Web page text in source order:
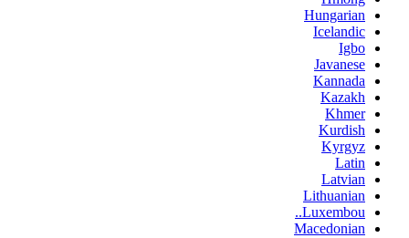
Hungarian
Icelandic
Igbo
Javanese
Kannada
Kazakh
Khmer
Kurdish
Kyrgyz
Latin
Latvian
Lithuanian
Luxembou..
Macedonian